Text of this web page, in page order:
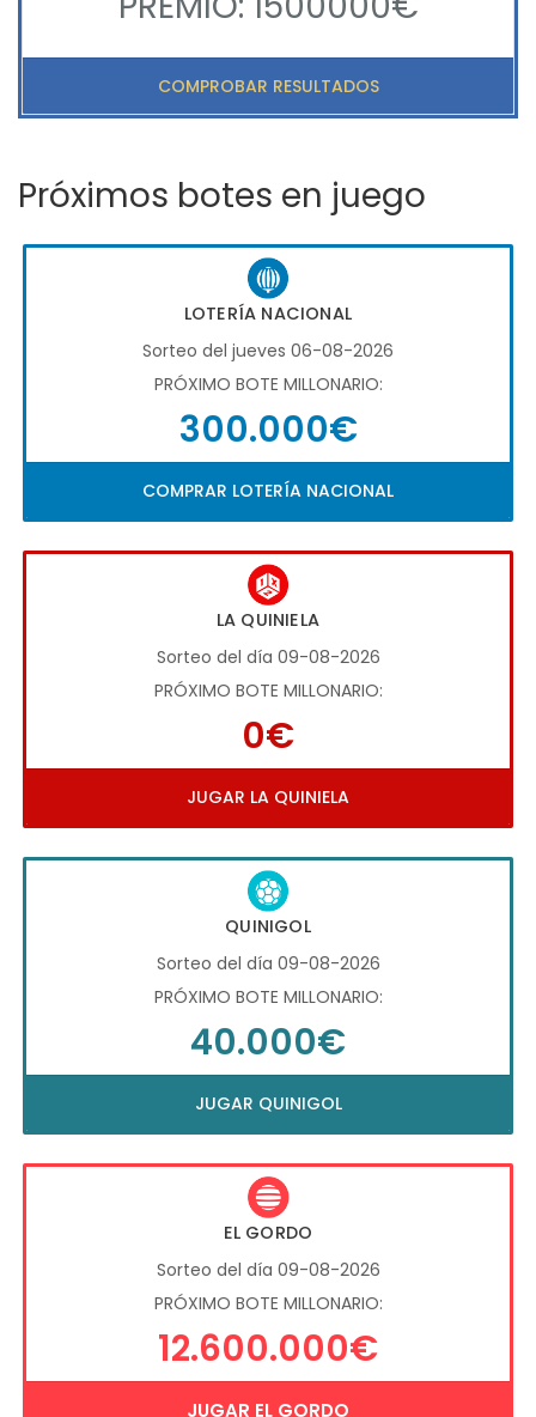
COMPROBAR RESULTADOS
Próximos botes en juego
LOTERÍA NACIONAL
Sorteo del jueves 06-08-2026
PRÓXIMO BOTE MILLONARIO:
300.000€
COMPRAR LOTERÍA NACIONAL
LA QUINIELA
Sorteo del día 09-08-2026
PRÓXIMO BOTE MILLONARIO:
0€
JUGAR LA QUINIELA
QUINIGOL
Sorteo del día 09-08-2026
PRÓXIMO BOTE MILLONARIO:
40.000€
JUGAR QUINIGOL
EL GORDO
Sorteo del día 09-08-2026
PRÓXIMO BOTE MILLONARIO:
12.600.000€
JUGAR EL GORDO